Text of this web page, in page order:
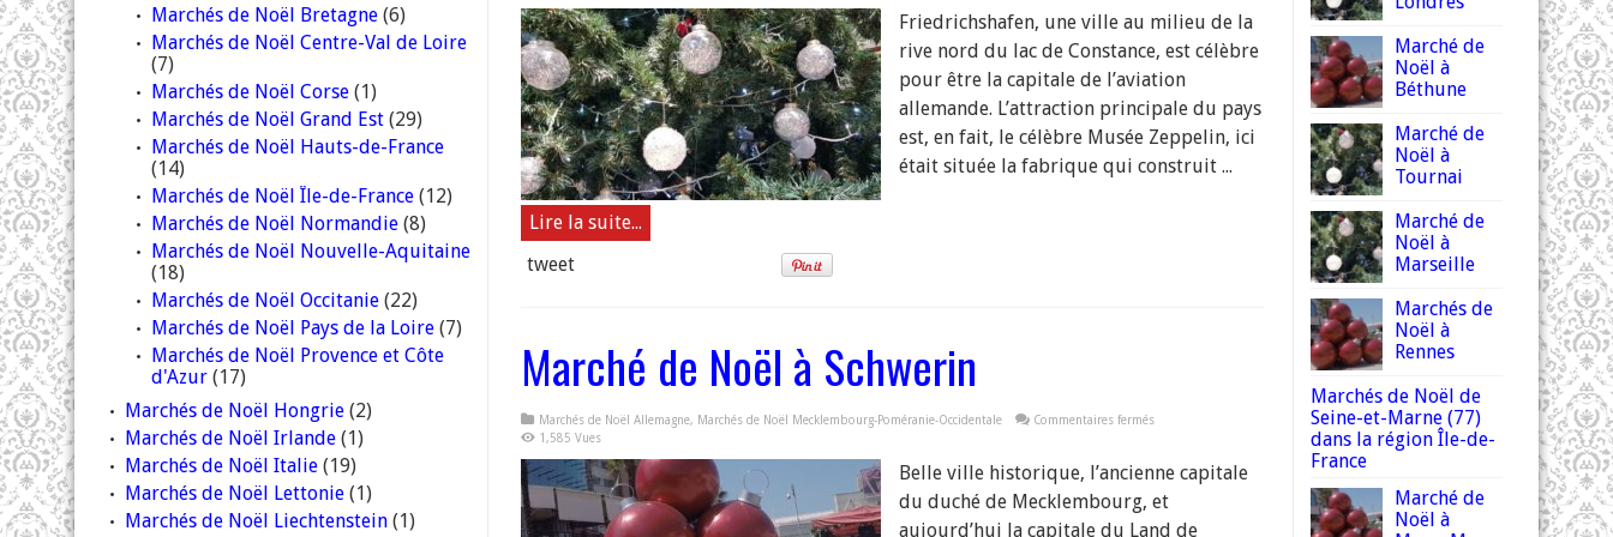
Noël
Friedrichshafen
Friedrichshafen, une ville au milieu de la
rive nord du lac de Constance, est célèbre
pour être la capitale de l’aviation
allemande. L’attraction principale du pays
est, en fait, le célèbre Musée Zeppelin, ici
était située la fabrique qui construit ...
Lire la suite...
tweet
Marché de Noël à Schwerin
Marchés de Noël Allemagne, Marchés de Noël Mecklembourg-Poméranie-Occidentale Commentaires fermés
à
Schwerin
1,585 Vues
Belle ville historique, l’ancienne capitale
du duché de Mecklembourg, et
aujourd’hui la capitale du Land de
Marché de
Noël à
Béthune
Marché de
Noël à
Tournai
Marché de
Noël à
Marseille
Marchés de
Noël à
Rennes
Marchés de Noël de
Seine-et-Marne (77)
dans la région Île-de-
France
Marché de
Noël à
Marchés de Noël Bretagne (6)
Marchés de Noël Centre-Val de Loire
(7)
Marchés de Noël Corse (1)
Marchés de Noël Grand Est (29)
Marchés de Noël Hauts-de-France
(14)
Marchés de Noël Île-de-France (12)
Marchés de Noël Normandie (8)
Marchés de Noël Nouvelle-Aquitaine
(18)
Marchés de Noël Occitanie (22)
Marchés de Noël Pays de la Loire (7)
Marchés de Noël Provence et Côte
d'Azur (17)
Marchés de Noël Hongrie (2)
Marchés de Noël Irlande (1)
Marchés de Noël Italie (19)
Marchés de Noël Lettonie (1)
Marchés de Noël Liechtenstein (1)